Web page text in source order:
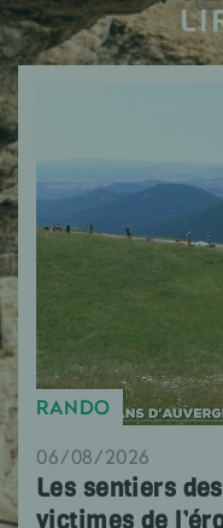
RANDO
06/08/2026
Les sentiers
victimes de